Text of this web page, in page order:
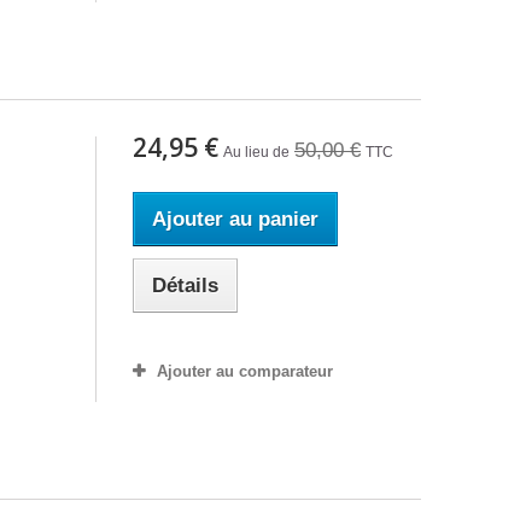
24,95 € Au lieu de 50,00 € TTC
Ajouter au panier
Détails
Ajouter au comparateur